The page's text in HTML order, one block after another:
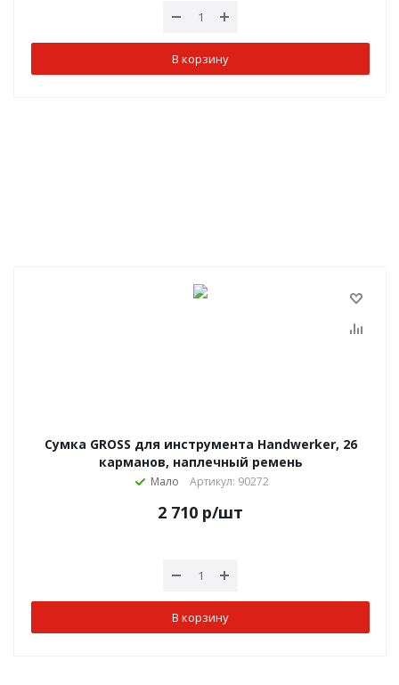
В корзину
Сумка GROSS для инструмента Handwerker, 26
карманов, наплечный ремень
Мало Артикул: 90272
2 710 р/шт
В корзину